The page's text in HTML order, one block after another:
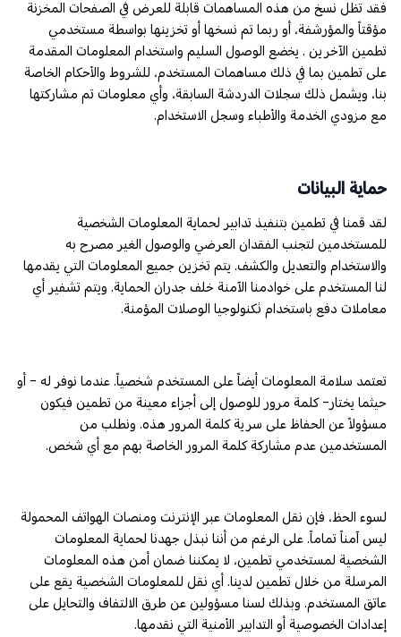
فقد تظل نسخ من هذه المساهمات قابلة للعرض في الصفحات المخزنة
مؤقتاً والمؤرشفة، أو ربما تم نسخها أو تخزينها بواسطة مستخدمي
تطمين الآخرين . يخضع الوصول السليم واستخدام المعلومات المقدمة
على تطمين بما في ذلك مساهمات المستخدم، للشروط والأحكام الخاصة
بنا، ويشمل ذلك سجلات الدردشة السابقة، وأي معلومات تم مشاركتها
مع مزودي الخدمة والأطباء وسجل الاستخدام.
حماية البيانات
لقد قمنا في تطمين بتنفيذ تدابير لحماية المعلومات الشخصية
للمستخدمين لتجنب الفقدان العرضي والوصول الغير مصرح به
والاستخدام والتعديل والكشف. يتم تخزين جميع المعلومات التي يقدمها
لنا المستخدم على خوادمنا الآمنة خلف جدران الحماية. ويتم تشفير أي
معاملات دفع باستخدام تكنولوجيا الوصلات المؤمنة.
تعتمد سلامة المعلومات أيضاً على المستخدم شخصياً. عندما نوفر له - أو
حيثما يختار- كلمة مرور للوصول إلى أجزاء معينة من تطمين فيكون
مسؤولاً عن الحفاظ على سرية كلمة المرور هذه. ونطلب من
المستخدمين عدم مشاركة كلمة المرور الخاصة بهم مع أي شخص.
لسوء الحظ، فإن نقل المعلومات عبر الإنترنت ومنصات الهواتف المحمولة
ليس آمناً تماماً. على الرغم من أننا نبذل جهدنا لحماية المعلومات
الشخصية لمستخدمي تطمين، لا يمكننا ضمان أمن هذه المعلومات
المرسلة من خلال تطمين لدينا. أي نقل للمعلومات الشخصية يقع على
عاتق المستخدم. وبذلك لسنا مسؤولين عن طرق الالتفاف والتحايل على
إعدادات الخصوصية أو التدابير الأمنية التي نقدمها.